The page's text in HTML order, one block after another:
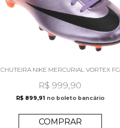
CHUTEIRA NIKE MERCURIAL VORTEX FG
R$ 999,90
R$ 899,91 no boleto bancário
COMPRAR